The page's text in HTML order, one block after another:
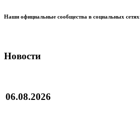
Наши официальные сообщества в социальных
Новости
06.08.2026